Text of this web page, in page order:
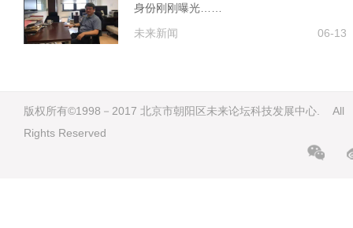
身份刚刚曝光……
未来新闻
06-13
版权所有©1998－2017 北京市朝阳区未来论坛科技发展中心. All
Rights Reserved